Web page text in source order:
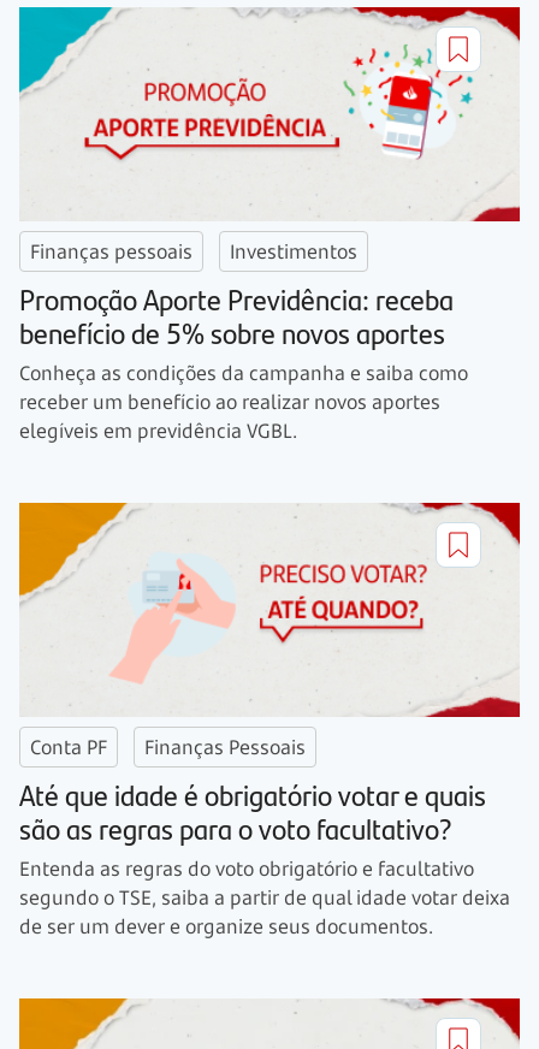
Finanças pessoais Investimentos
Promoção Aporte Previdência: receba
benefício de 5% sobre novos aportes
Conheça as condições da campanha e saiba como
receber um benefício ao realizar novos aportes
elegíveis em previdência VGBL.
Conta PF Finanças Pessoais
Até que idade é obrigatório votar e quais
são as regras para o voto facultativo?
Entenda as regras do voto obrigatório e facultativo
segundo o TSE, saiba a partir de qual idade votar deixa
de ser um dever e organize seus documentos.